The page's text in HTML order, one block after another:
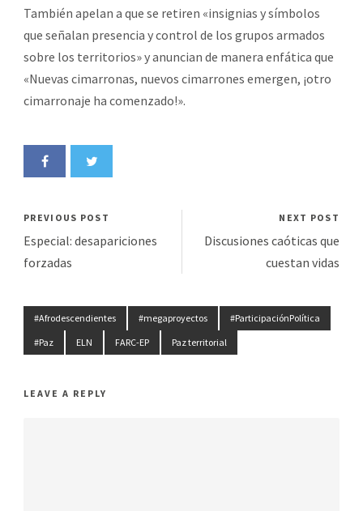
También apelan a que se retiren «insignias y símbolos
que señalan presencia y control de los grupos armados
sobre los territorios» y anuncian de manera enfática que
«Nuevas cimarronas, nuevos cimarrones emergen, ¡otro
cimarronaje ha comenzado!».
PREVIOUS POST
Especial: desapariciones
forzadas
NEXT POST
Discusiones caóticas que
cuestan vidas
#Afrodescendientes #megaproyectos
#ParticipaciónPolítica
#Paz
ELN FARC-EP Paz territorial
LEAVE A REPLY